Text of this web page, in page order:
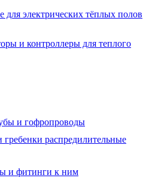
для электрических тёплых полов
и контроллеры для теплого
и гофропроводы
гребенки распредилительные
и фитинги к ним